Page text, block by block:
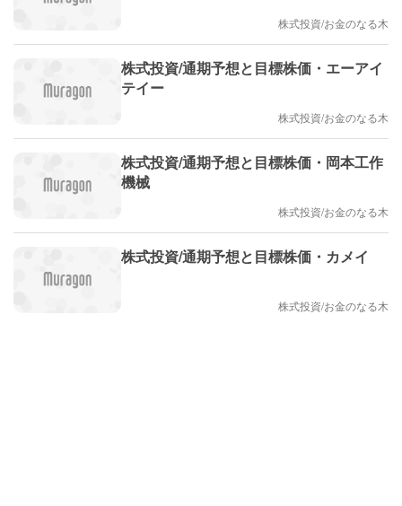
株式投資/お金のなる木
株式投資/通期予想と目標株価・エーアイ
テイー
株式投資/お金のなる木
株式投資/通期予想と目標株価・岡本工作
機械
株式投資/お金のなる木
株式投資/通期予想と目標株価・カメイ
株式投資/お金のなる木